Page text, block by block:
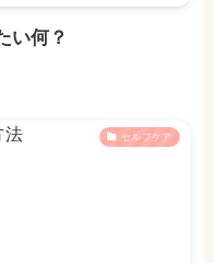
い何？
セルフケア